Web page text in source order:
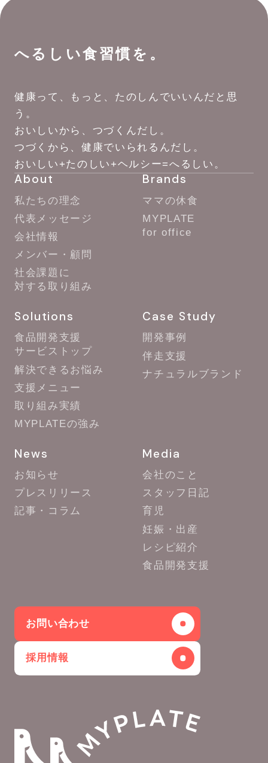
へるしい食習慣を。
健康って、もっと、たのしんでいいんだと思
う。
おいしいから、つづくんだし。
つづくから、健康でいられるんだし。
おいしい+たのしい+ヘルシー=へるしい。
About
私たちの理念
代表メッセージ
会社情報
メンバー・顧問
社会課題に
対する取り組み
Brands
ママの休食
MYPLATE
for office
Solutions
食品開発支援
サービストップ
解決できるお悩み
支援メニュー
取り組み実績
MYPLATEの強み
Case Study
開発事例
伴走支援
ナチュラルブランド
News
お知らせ
プレスリリース
記事・コラム
Media
会社のこと
スタッフ日記
育児
妊娠・出産
レシピ紹介
食品開発支援
お問い合わせ
採用情報